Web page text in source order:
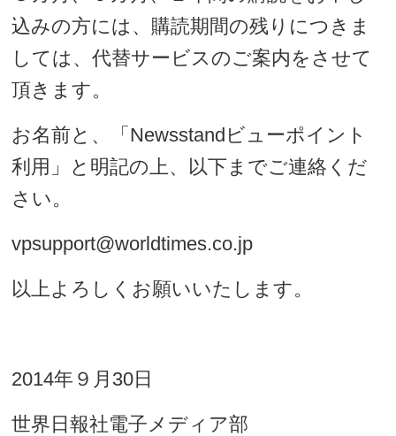
込みの方には、購読期間の残りにつきま
しては、代替サービスのご案内をさせて
頂きます。
お名前と、「Newsstandビューポイント
利用」と明記の上、以下までご連絡くだ
さい。
vpsupport@worldtimes.co.jp
以上よろしくお願いいたします。
2014年９月30日
世界日報社電子メディア部